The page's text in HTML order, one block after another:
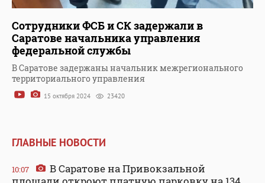
Сотрудники ФСБ и СК задержали в
Саратове начальника управления
федеральной службы
В Саратове задержаны начальник межрегионального
территориального управления
15 октября 2024 23420
ГЛАВНЫЕ НОВОСТИ
10:07
В Саратове на Привокзальной